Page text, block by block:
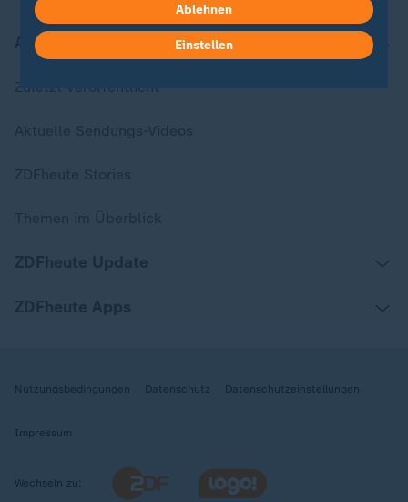
Aktuell bei ZDFheute
Zuletzt veröffentlicht
Nutzungsbedingungen Datenschutz Datenschutzeinstellungen
Impressum
Wechseln zu:
Ablehnen
Einstellen